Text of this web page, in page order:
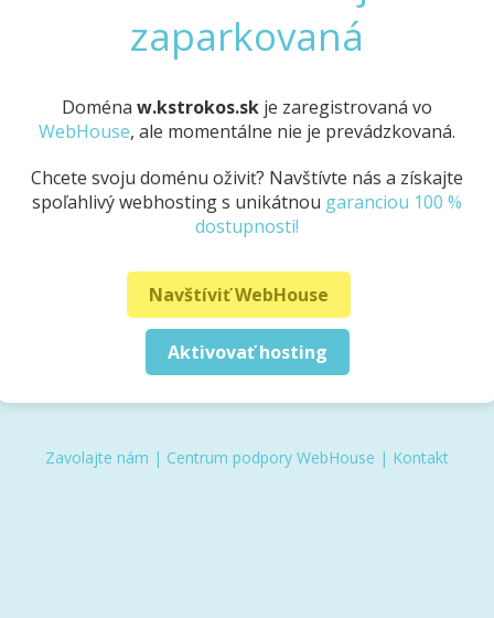
zaparkovaná
Doména w.kstrokos.sk je zaregistrovaná vo
WebHouse, ale momentálne nie je prevádzkovaná.
Chcete svoju doménu oživiť? Navštívte nás a získajte
spoľahlivý webhosting s unikátnou garanciou 100 %
dostupnosti!
Navštíviť WebHouse
Aktivovať hosting
Zavolajte nám | Centrum podpory WebHouse | Kontakt